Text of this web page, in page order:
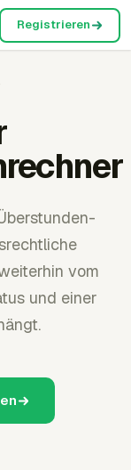
Registrieren
vom
und einer